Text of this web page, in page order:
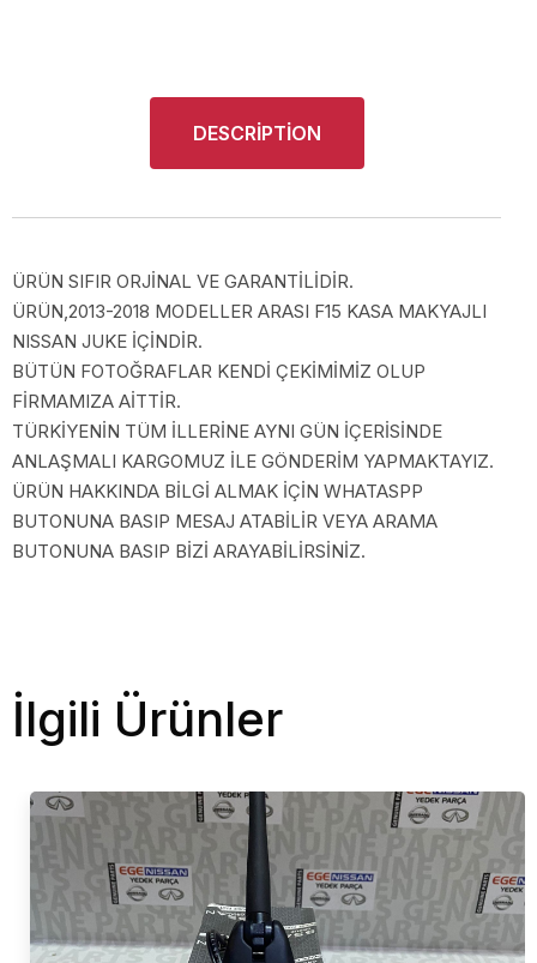
DESCRIPTION
ÜRÜN SIFIR ORJİNAL VE GARANTİLİDİR.
ÜRÜN,2013-2018 MODELLER ARASI F15 KASA MAKYAJLI
NISSAN JUKE İÇİNDİR.
BÜTÜN FOTOĞRAFLAR KENDİ ÇEKİMİMİZ OLUP
FİRMAMIZA AİTTİR.
TÜRKİYENİN TÜM İLLERİNE AYNI GÜN İÇERİSİNDE
ANLAŞMALI KARGOMUZ İLE GÖNDERİM YAPMAKTAYIZ.
ÜRÜN HAKKINDA BİLGİ ALMAK İÇİN WHATASPP
BUTONUNA BASIP MESAJ ATABİLİR VEYA ARAMA
BUTONUNA BASIP BİZİ ARAYABİLİRSİNİZ.
İlgili Ürünler